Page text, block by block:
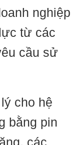
nghiệp
từ các
cầu sử
cho hệ
bằng pin
các